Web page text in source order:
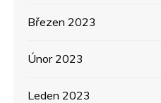
Březen 2023
Únor 2023
Leden 2023